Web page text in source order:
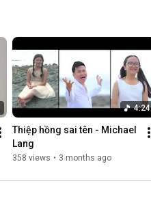
4:24
Thiệp hồng sai tên - Michael
Lang
358 views • 3 months ago